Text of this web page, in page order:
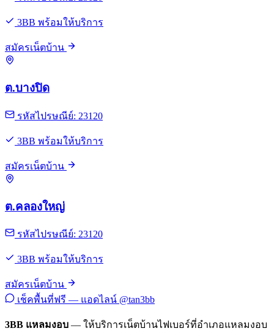
3BB พร้อมให้บริการ
สมัครเน็ตบ้าน
ต.บางปิด
รหัสไปรษณีย์: 23120
3BB พร้อมให้บริการ
สมัครเน็ตบ้าน
ต.คลองใหญ่
รหัสไปรษณีย์: 23120
3BB พร้อมให้บริการ
สมัครเน็ตบ้าน
เช็คพื้นที่ฟรี — แอดไลน์ @tan3bb
3BB แหลมงอบ — ให้บริการเน็ตบ้านไฟเบอร์ที่อำเภอแหลมงอบ